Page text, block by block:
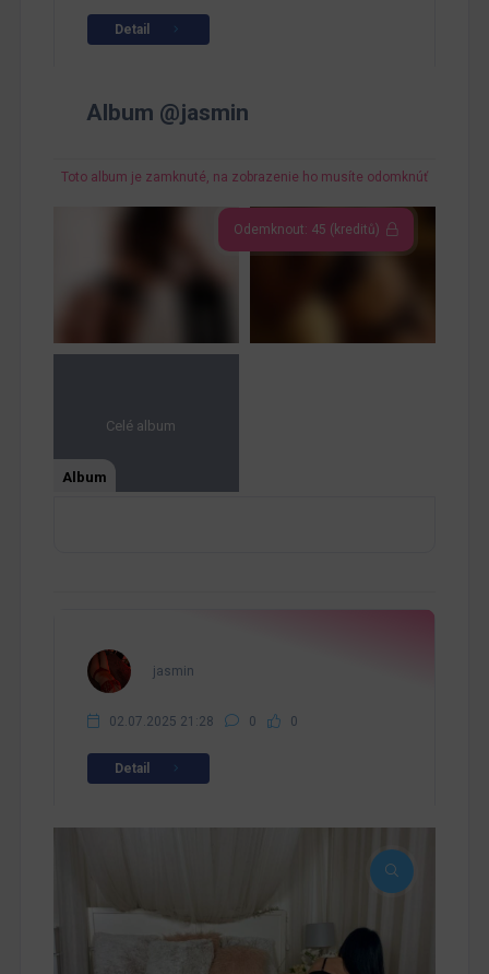
Detail
Album @jasmin
Odemknout: 45 (kreditů)
Toto album je zamknuté, na zobrazenie ho musíte odomknúť
Celé album
Album
jasmin
02.07.2025 21:28 0 0
Detail